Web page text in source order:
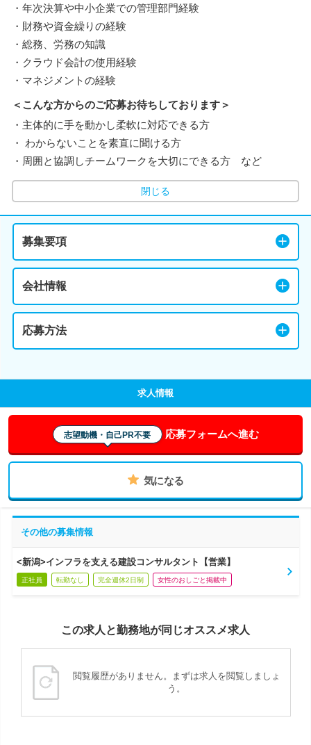
・年次決算や中小企業での管理部門経験
・財務や資金繰りの経験
・総務、労務の知識
・クラウド会計の使用経験
・マネジメントの経験
＜こんな方からのご応募お待ちしております＞
・主体的に手を動かし柔軟に対応できる方
・ わからないことを素直に聞ける方
・周囲と協調しチームワークを大切にできる方 など
閉じる
募集要項
会社情報
応募方法
求人情報
志望動機・自己PR不要 応募フォームへ進む
気になる
その他の募集情報
<新潟>インフラを支える建設コンサルタント【営業】
正社員 転勤なし 完全週休2日制 女性のおしごと掲載中
この求人と勤務地が同じオススメ求人
閲覧履歴がありません。まずは求人を閲覧しましょ
う。